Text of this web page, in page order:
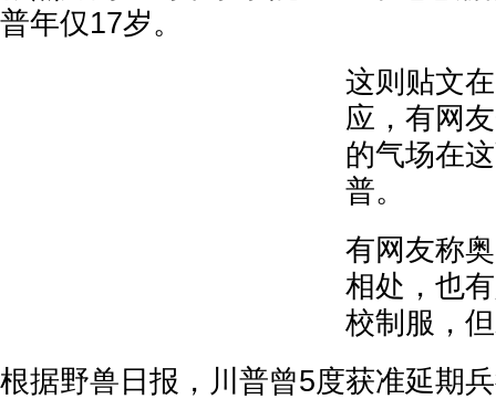
普年仅17岁。
这则贴文
应，有网
的气场在
普。
有网友称
相处，也
校制服，
根据野兽日报，川普曾5度获准延期